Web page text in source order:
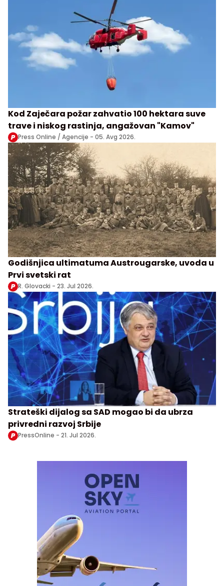
Kod Zaječara požar zahvatio 100 hektara suve
trave i niskog rastinja, angažovan "Kamov"
Press Online / Agencije - 05. Avg 2026.
Godišnjica ultimatuma Austrougarske, uvoda u
Prvi svetski rat
R. Glovacki - 23. Jul 2026.
Strateški dijalog sa SAD mogao bi da ubrza
privredni razvoj Srbije
PressOnline - 21. Jul 2026.